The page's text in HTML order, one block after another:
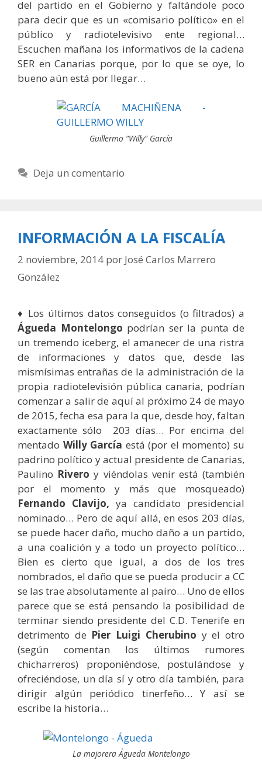
del partido en el Gobierno y faltándole poco
para decir que es un «comisario político» en el
público y radiotelevisivo ente regional…
Escuchen mañana los informativos de la cadena
SER en Canarias porque, por lo que se oye, lo
bueno aún está por llegar…
Guillermo “Willy” García
Deja un comentario
INFORMACIÓN A LA FISCALÍA
2 noviembre, 2014 por José Carlos Marrero
González
♦ Los últimos datos conseguidos (o filtrados) a
Águeda Montelongo podrían ser la punta de
un tremendo iceberg, el amanecer de una ristra
de informaciones y datos que, desde las
mismísimas entrañas de la administración de la
propia radiotelevisión pública canaria, podrían
comenzar a salir de aquí al próximo 24 de mayo
de 2015, fecha esa para la que, desde hoy, faltan
exactamente sólo 203 días… Por encima del
mentado Willy García está (por el momento) su
padrino político y actual presidente de Canarias,
Paulino Rivero y viéndolas venir está (también
por el momento y más que mosqueado)
Fernando Clavijo, ya candidato presidencial
nominado… Pero de aquí allá, en esos 203 días,
se puede hacer daño, mucho daño a un partido,
a una coalición y a todo un proyecto político…
Bien es cierto que igual, a dos de los tres
nombrados, el daño que se pueda producir a CC
se las trae absolutamente al pairo… Uno de ellos
parece que se está pensando la posibilidad de
terminar siendo presidente del C.D. Tenerife en
detrimento de Pier Luigi Cherubino y el otro
(según comentan los últimos rumores
chicharreros) proponiéndose, postulándose y
ofreciéndose, un día sí y otro día también, para
dirigir algún periódico tinerfeño… Y así se
escribe la historia…
La majorera Águeda Montelongo